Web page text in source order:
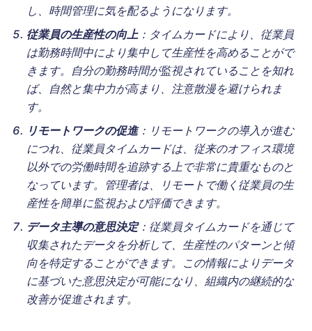
し、時間管理に気を配るようになります。
従業員の生産性の向上：タイムカードにより、従業員
は勤務時間中により集中して生産性を高めることがで
きます。自分の勤務時間が監視されていることを知れ
ば、自然と集中力が高まり、注意散漫を避けられま
す。
リモートワークの促進：リモートワークの導入が進む
につれ、従業員タイムカードは、従来のオフィス環境
以外での労働時間を追跡する上で非常に貴重なものと
なっています。管理者は、リモートで働く従業員の生
産性を簡単に監視および評価できます。
データ主導の意思決定：従業員タイムカードを通じて
収集されたデータを分析して、生産性のパターンと傾
向を特定することができます。この情報によりデータ
に基づいた意思決定が可能になり、組織内の継続的な
改善が促進されます。